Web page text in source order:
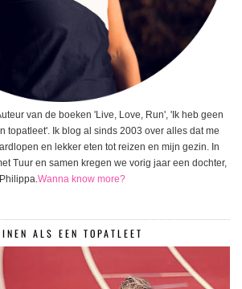
van de boeken 'Live, Love, Run', 'Ik heb geen
topatleet'. Ik blog al sinds 2003 over alles dat me
en lekker eten tot reizen en mijn gezin. In
Tuur en samen kregen we vorig jaar een dochter,
Philippa.Wanna know more?
ALS EEN TOPATLEET